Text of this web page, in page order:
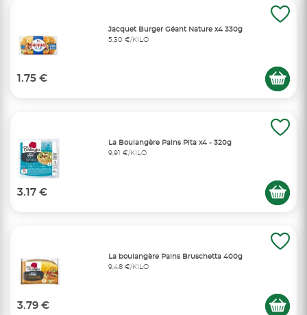
Jacquet Burger Géant Nature x4 330g
5,30 €/KILO
1.75 €
La Boulangère Pains Pita x4 - 320g
9,91 €/KILO
3.17 €
La boulangère Pains Bruschetta 400g
9,48 €/KILO
3.79 €